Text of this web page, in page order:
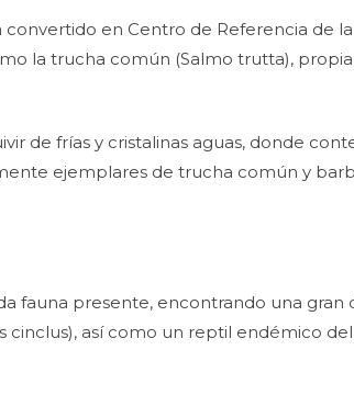
convertido en Centro de Referencia de
la trucha común (Salmo trutta),
de frías y cristalinas aguas, donde
ejemplares de trucha común y
fauna presente, encontrando una gran
así como un reptil endémico